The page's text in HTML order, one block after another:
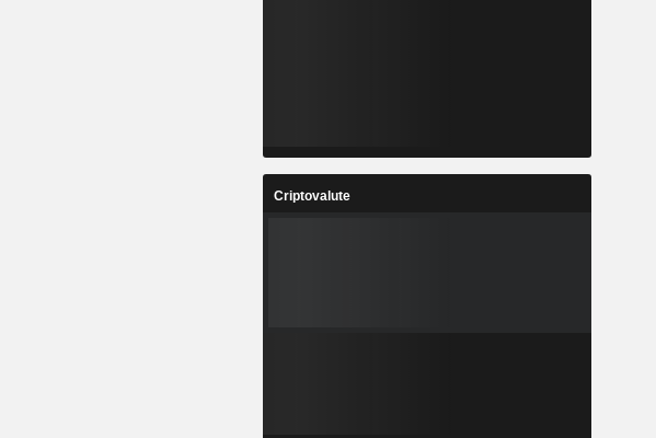
Criptovalute